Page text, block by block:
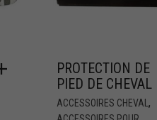
PROTECTION DE
PIED DE CHEVAL
ACCESSOIRES CHEVAL ,